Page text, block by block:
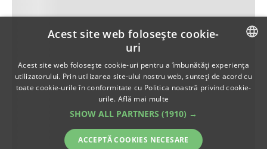
ROMANIAN
Acest site web folosește cookie-
uri
Acest site web folosește cookie-uri pentru a îmbunătăți experiența
utilizatorului. Prin utilizarea site-ului nostru web, sunteți de acord cu
toate cookie-urile în conformitate cu Politica noastră privind cookie-
urile. Află mai multe
SHOW ALL PARTNERS (1910) →
ACCEPTĂ COOKIES NECESARE